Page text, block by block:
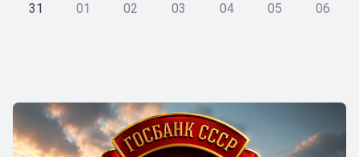
31 01 02 03 04 05 06